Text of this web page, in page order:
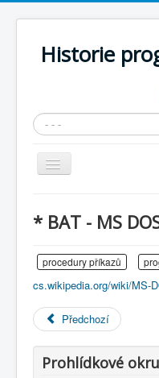
Historie
Vyhledávání...
Přepnout
navigaci
Cíle expozice
PRŮVODCE EXPOZICÍ
Současnost SW a IT
KNIHOVNA
COBOL
* BAT - MS
procedury příkazů
cs.wikipedia.org/wiki/MS-
Předchozí
Prohlídkové